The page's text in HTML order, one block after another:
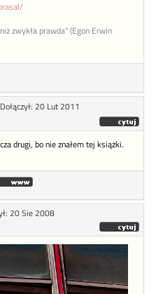
zwykła prawda" (Egon Erwin
Dołączył: 20 Lut 2011
drugi, bo nie znałem tej książki.
20 Sie 2008